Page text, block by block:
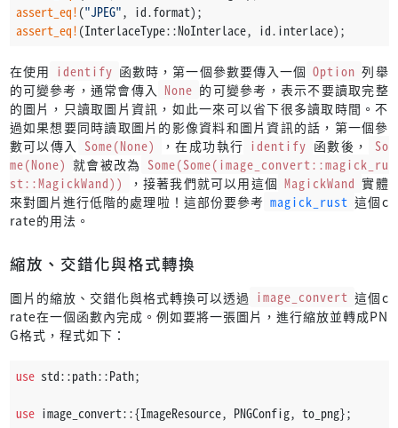
assert_eq! ("JPEG", id.format);
assert_eq! (InterlaceType::NoInterlace, id.interlace);
在使用 identify 函數時，第一個參數要傳入一個 Option 列舉
的可變參考，通常會傳入 None 的可變參考，表示不要讀取完整
的圖片，只讀取圖片資訊，如此一來可以省下很多讀取時間。不
過如果想要同時讀取圖片的影像資料和圖片資訊的話，第一個參
數可以傳入
Some(None) ，在成功執行 identify 函數後，
So
me(None) 就會被改為 Some(Some(image_convert::magick_ru
st::MagickWand))
，接著我們就可以用這個 MagickWand 實體
來對圖片進行低階的處理啦！這部份要參考 magick_rust 這個c
rate的用法。
縮放、交錯化與格式轉換
圖片的縮放、交錯化與格式轉換可以透過 image_convert 這個c
rate在一個函數內完成。例如要將一張圖片，進行縮放並轉成PN
G格式，程式如下：
use std::path::Path;
use image_convert::{ImageResource, PNGConfig, to_png};